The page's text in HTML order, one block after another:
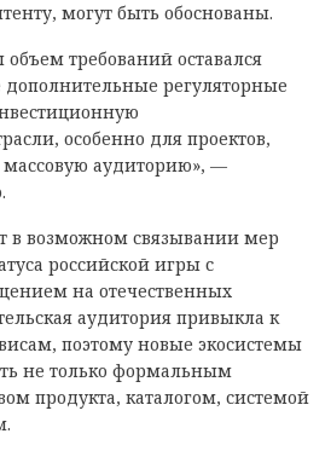
могут быть обоснованы.
требований оставался
регуляторные
особенно для проектов,
аудиторию», —
в возможном связывании мер
российской игры с
на отечественных
аудитория привыкла к
поэтому новые экосистемы
не только формальным
продукта, каталогом, системой